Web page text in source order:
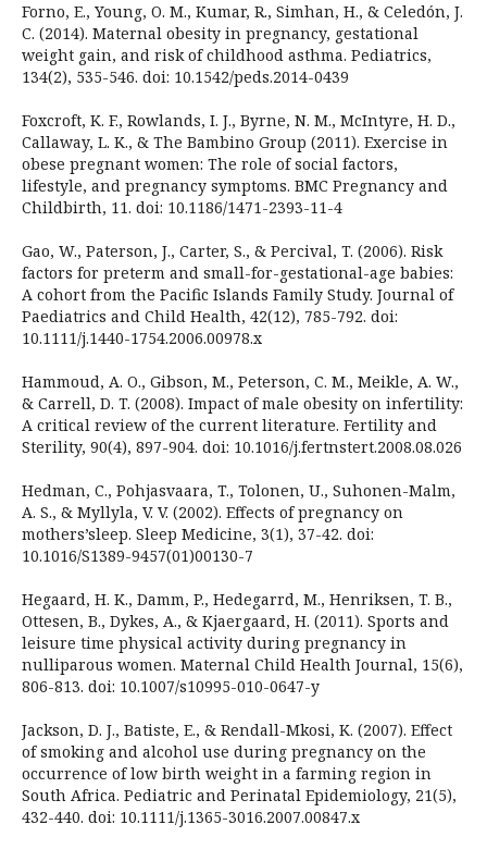
Forno, E., Young, O. M., Kumar, R., Simhan, H., & Celedón, J.
C. (2014). Maternal obesity in pregnancy, gestational
weight gain, and risk of childhood asthma. Pediatrics,
134(2), 535-546. doi: 10.1542/peds.2014-0439
Foxcroft, K. F., Rowlands, I. J., Byrne, N. M., McIntyre, H. D.,
Callaway, L. K., & The Bambino Group (2011). Exercise in
obese pregnant women: The role of social factors,
lifestyle, and pregnancy symptoms. BMC Pregnancy and
Childbirth, 11. doi: 10.1186/1471-2393-11-4
Gao, W., Paterson, J., Carter, S., & Percival, T. (2006). Risk
factors for preterm and small-for-gestational-age babies:
A cohort from the Pacific Islands Family Study. Journal of
Paediatrics and Child Health, 42(12), 785-792. doi:
10.1111/j.1440-1754.2006.00978.x
Hammoud, A. O., Gibson, M., Peterson, C. M., Meikle, A. W.,
& Carrell, D. T. (2008). Impact of male obesity on infertility:
A critical review of the current literature. Fertility and
Sterility, 90(4), 897-904. doi: 10.1016/j.fertnstert.2008.08.026
Hedman, C., Pohjasvaara, T., Tolonen, U., Suhonen-Malm,
A. S., & Myllyla, V. V. (2002). Effects of pregnancy on
mothers’sleep. Sleep Medicine, 3(1), 37-42. doi:
10.1016/S1389-9457(01)00130-7
Hegaard, H. K., Damm, P., Hedegarrd, M., Henriksen, T. B.,
Ottesen, B., Dykes, A., & Kjaergaard, H. (2011). Sports and
leisure time physical activity during pregnancy in
nulliparous women. Maternal Child Health Journal, 15(6),
806-813. doi: 10.1007/s10995-010-0647-y
Jackson, D. J., Batiste, E., & Rendall-Mkosi, K. (2007). Effect
of smoking and alcohol use during pregnancy on the
occurrence of low birth weight in a farming region in
South Africa. Pediatric and Perinatal Epidemiology, 21(5),
432-440. doi: 10.1111/j.1365-3016.2007.00847.x